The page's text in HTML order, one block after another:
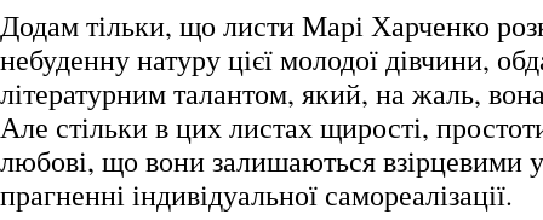
Додам тільки, що листи Марі Харченко
небуденну натуру цієї молодої дівчини,
літературним талантом, який, на жаль,
Але стільки в цих листах щирості,
любові, що вони залишаються взірцевими
прагненні індивідуальної самореалізації.